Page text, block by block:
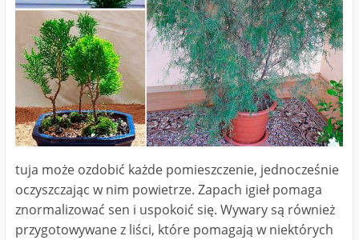
tuja może ozdobić każde pomieszczenie, jednocześnie
oczyszczając w nim powietrze. Zapach igieł pomaga
znormalizować sen i uspokoić się. Wywary są również
przygotowywane z liści, które pomagają w niektórych